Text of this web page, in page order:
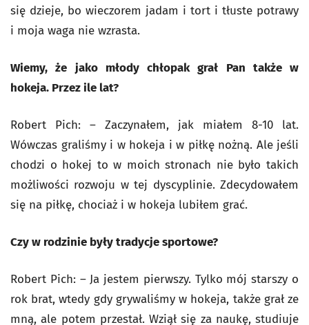
się dzieje, bo wieczorem jadam i tort i tłuste potrawy
i moja waga nie wzrasta.
Wiemy, że jako młody chłopak grał Pan także w
hokeja. Przez ile lat?
Robert Pich: – Zaczynałem, jak miałem 8-10 lat.
Wówczas graliśmy i w hokeja i w piłkę nożną. Ale jeśli
chodzi o hokej to w moich stronach nie było takich
możliwości rozwoju w tej dyscyplinie. Zdecydowałem
się na piłkę, chociaż i w hokeja lubiłem grać.
Czy w rodzinie były tradycje sportowe?
Robert Pich: – Ja jestem pierwszy. Tylko mój starszy o
rok brat, wtedy gdy grywaliśmy w hokeja, także grał ze
mną, ale potem przestał. Wziął się za naukę, studiuje